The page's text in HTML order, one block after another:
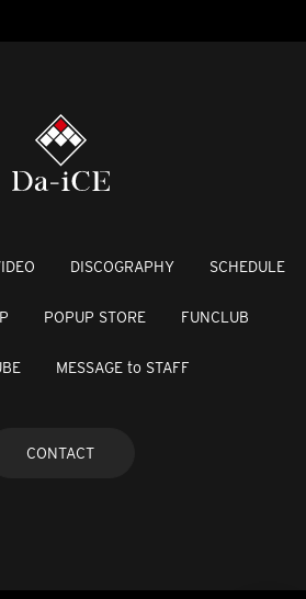
DISCOGRAPHY SCHEDULE
POPUP STORE FUNCLUB
MESSAGE to STAFF
CONTACT